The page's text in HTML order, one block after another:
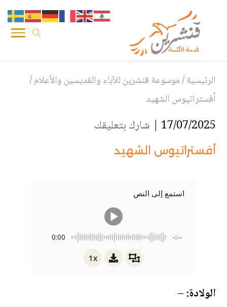
الرئيسية/موسوعة قنشرين للآباء والقديسين والأعلام/
أفستراتيوس الشهيد
17/07/2025 | شارك بتعليقك
أفستراتيوس الشهيد
استمع إلى النص
0:00 -:--
1x
الولادة:–